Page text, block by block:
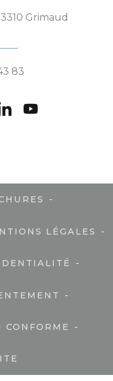
Grimaud
83
-
LÉGALES -
-
-
-